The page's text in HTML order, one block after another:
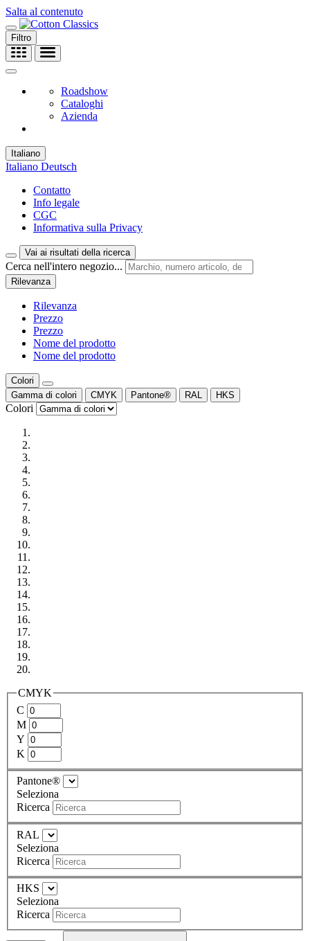
Salta al contenuto
Filtro
Roadshow
Cataloghi
Azienda
Italiano
Italiano Deutsch
Contatto
Info legale
CGC
Informativa sulla Privacy
Vai ai risultati della ricerca
Cerca nell'intero negozio...
Rilevanza
Rilevanza
Prezzo
Prezzo
Nome del prodotto
Nome del prodotto
Colori
Gamma di colori
CMYK Pantone® RAL HKS
Colori
CMYK
C
M
Y
K
Pantone®
Seleziona
Ricerca
RAL
Seleziona
Ricerca
HKS
Seleziona
Ricerca